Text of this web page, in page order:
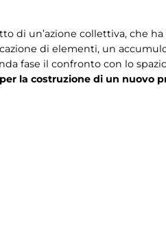
di un’azione collettiva, che
di elementi, un
fase il confronto con lo
la costruzione di un nuovo